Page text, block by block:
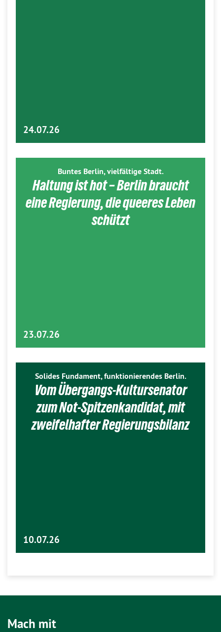
24.07.26
Buntes Berlin, vielfältige Stadt.
Haltung ist hot – Berlin braucht
eine Regierung, die queeres Leben
schützt
23.07.26
Solides Fundament, funktionierendes Berlin.
Vom Übergangs-Kultursenator
zum Not-Spitzenkandidat, mit
zweifelhafter Regierungsbilanz
10.07.26
Mach mit